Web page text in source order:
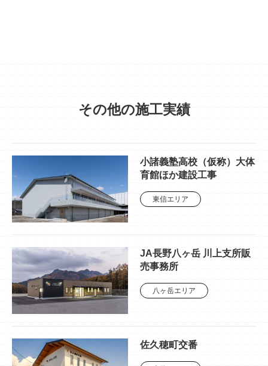
その他の施工実績
小諸義塾高校（仮称）大体
育館ほか建設工事
東信エリア
JA長野八ヶ岳 川上支所販
売事務所
八ヶ岳エリア
佐久穂町交番